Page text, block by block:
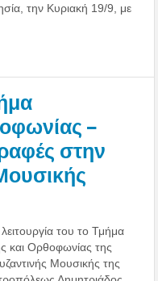
την Κυριακή 19/9, με
–
στην
του το Τμήμα
και Ορθοφωνίας της
Μουσικής της